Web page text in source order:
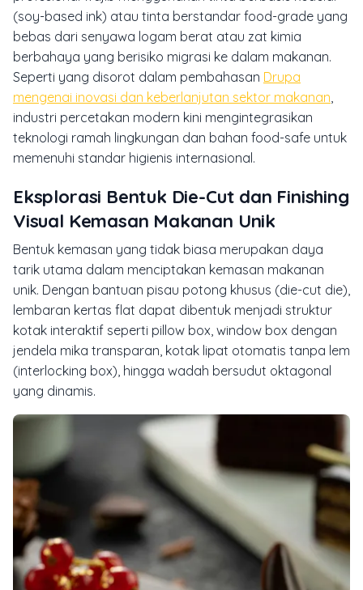
(soy-based ink) atau tinta berstandar food-grade yang
bebas dari senyawa logam berat atau zat kimia
berbahaya yang berisiko migrasi ke dalam makanan.
Seperti yang disorot dalam pembahasan Drupa
mengenai inovasi dan keberlanjutan sektor makanan,
industri percetakan modern kini mengintegrasikan
teknologi ramah lingkungan dan bahan food-safe untuk
memenuhi standar higienis internasional.
Eksplorasi Bentuk Die-Cut dan Finishing
Visual Kemasan Makanan Unik
Bentuk kemasan yang tidak biasa merupakan daya
tarik utama dalam menciptakan kemasan makanan
unik. Dengan bantuan pisau potong khusus (die-cut die),
lembaran kertas flat dapat dibentuk menjadi struktur
kotak interaktif seperti pillow box, window box dengan
jendela mika transparan, kotak lipat otomatis tanpa lem
(interlocking box), hingga wadah bersudut oktagonal
yang dinamis.